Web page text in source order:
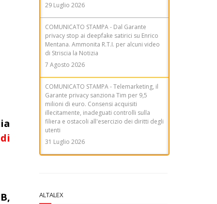
29 Luglio 2026
COMUNICATO STAMPA - Dal Garante
privacy stop ai deepfake satirici su Enrico
Mentana. Ammonita R.T.I. per alcuni video
di Striscia la Notizia
7 Agosto 2026
COMUNICATO STAMPA - Telemarketing, il
Garante privacy sanziona Tim per 9,5
milioni di euro. Consensi acquisiti
illecitamente, inadeguati controlli sulla
filiera e ostacoli all'esercizio dei diritti degli
utenti
31 Luglio 2026
ALTALEX